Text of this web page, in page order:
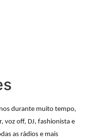
nos durante muito tempo,
voz off, DJ, fashionista e
as rádios e mais